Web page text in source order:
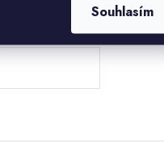
Souhlasím